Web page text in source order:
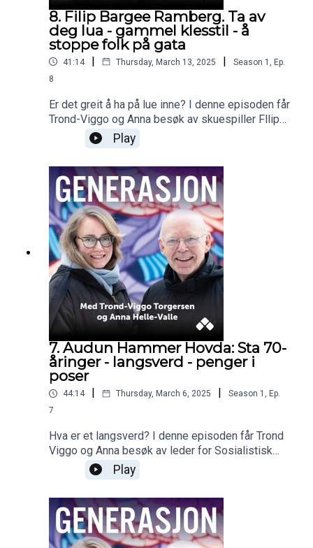
8. Filip Bargee Ramberg. Ta av
deg lua - gammel klesstil - å
stoppe folk på gata
41:14 | Thursday, March 13, 2025 | Season 1 , Ep.
8
Er det greit å ha på lue inne? I denne episoden får
Trond-Viggo og Anna besøk av skuespiller Fllip
Bargee Ramberg, aktuell som i gangsterserien
FLUS. De prater om klesstiller, hvordan det er
mulig å være en veldig sjenert skuespiller og
Trond-Viggo røper at han egentlig vil være en
slem gammel fyr. Tre generasjoner prøver å forstå
hverandre!
Play
7. Audun Hammer Hovda: Sta 70-
åringer - langsverd - penger i
poser
44:14 | Thursday, March 6, 2025 | Season 1 , Ep.
7
Hva er et langsverd? I denne episoden får Trond
Viggo og Anna besøk av leder for Sosialistisk
Ungdom Audun Hammer Hovda. De blir enige om
at tilgang til bolig og penger skiller generasjoner
fra hverandre, og det ser mørkt ut i verden sier
Audun, men det er ikke Trond-Viggo enig i. Også
blir det snakk om langsverd. Kanskje langsverd er
løsningen?
Play